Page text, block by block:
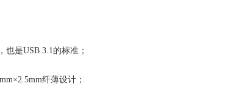
是USB 3.1的标准；
纤薄设计；